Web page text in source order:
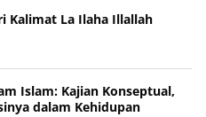
Kalimat La Ilaha Illallah
Islam: Kajian Konseptual,
dalam Kehidupan